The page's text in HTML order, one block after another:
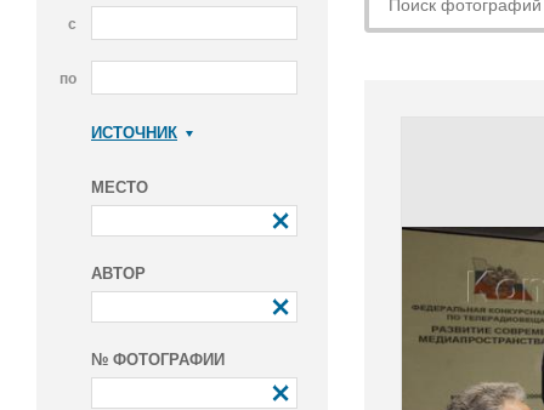
с
по
ИСТОЧНИК
МЕСТО
АВТОР
№ ФОТОГРАФИИ